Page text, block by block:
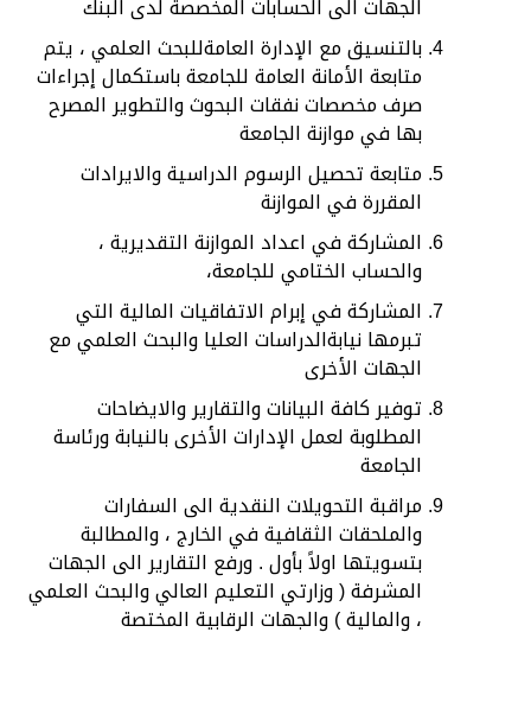
الجهات الى الحسابات المخصصة لدى البنك
بالتنسيق مع الإدارة العامةللبحث العلمي ، يتم
متابعة الأمانة العامة للجامعة باستكمال إجراءات
صرف مخصصات نفقات البحوث والتطوير المصرح
بها في موازنة الجامعة
متابعة تحصيل الرسوم الدراسية والايرادات
المقررة في الموازنة
المشاركة في اعداد الموازنة التقديرية ،
والحساب الختامي للجامعة،
المشاركة في إبرام الاتفاقيات المالية التي
تبرمها نيابةالدراسات العليا والبحث العلمي مع
الجهات الأخرى
توفير كافة البيانات والتقارير والايضاحات
المطلوبة لعمل الإدارات الأخرى بالنيابة ورئاسة
الجامعة
مراقبة التحويلات النقدية الى السفارات
والملحقات الثقافية في الخارج ، والمطالبة
بتسويتها اولاً بأول . ورفع التقارير الى الجهات
المشرفة ( وزارتي التعليم العالي والبحث العلمي
، والمالية ) والجهات الرقابية المختصة